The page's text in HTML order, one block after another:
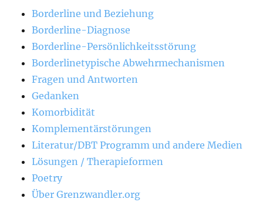
Borderline und Beziehung
Borderline-Diagnose
Borderline-Persönlichkeitsstörung
Borderlinetypische Abwehrmechanismen
Fragen und Antworten
Gedanken
Komorbidität
Komplementärstörungen
Literatur/DBT Programm und andere Medien
Lösungen / Therapieformen
Poetry
Über Grenzwandler.org